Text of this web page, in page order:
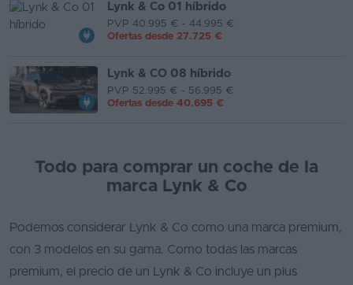
Asistente
opiniones
Guías
Concesionarios
Lynk & Co 01 híbrido
PVP 40.995 € - 44.995 €
Ofertas desde 27.725 €
Lynk & CO 08 híbrido
PVP 52.995 € - 56.995 €
Ofertas desde 40.695 €
Todo para comprar un coche de la
marca Lynk & Co
Podemos considerar Lynk & Co como una marca premium,
con 3 modelos en su gama. Como todas las marcas
premium, el precio de un Lynk & Co incluye un plus